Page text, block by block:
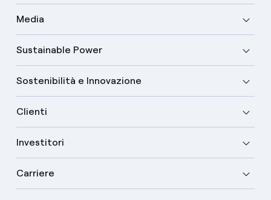
Media
Sustainable Power
Sostenibilità e Innovazione
Clienti
Investitori
Carriere